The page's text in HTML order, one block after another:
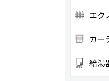
エク
カー
給湯